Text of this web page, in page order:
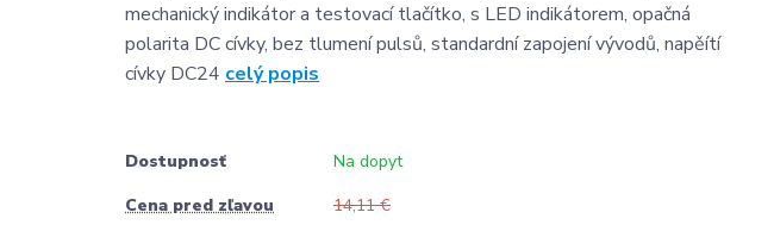
mechanický indikátor a testovací tlačítko, s LED indikátorem, opačná
polarita DC cívky, bez tlumení pulsů, standardní zapojení vývodů, napěítí
cívky DC24 celý popis
Dostupnosť
Na dopyt
Cena pred zľavou
14,11 €